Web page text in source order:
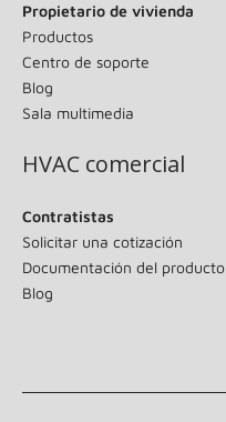
Propietario de vivienda
Productos
Centro de soporte
Blog
Sala multimedia
HVAC comercial
Contratistas
Solicitar una cotización
Documentación del producto
Blog